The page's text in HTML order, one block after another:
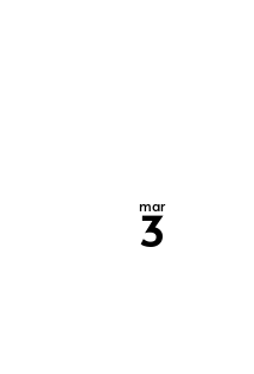
mar
3